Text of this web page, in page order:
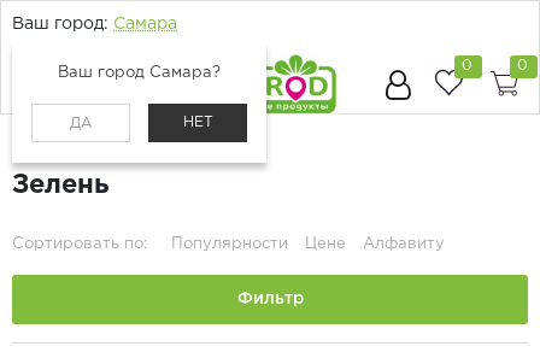
Ваш город: Самара
Ваш город Самара?
ДА НЕТ
0 0
Зелень
Сортировать по: Популярности Цене Алфавиту
Фильтр